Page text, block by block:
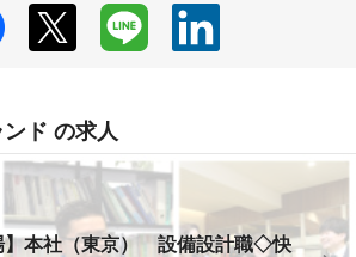
ド の求人
】本社（東京） 設備設計職◇快